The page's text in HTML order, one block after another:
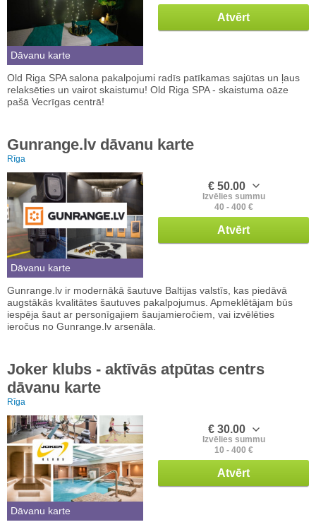
Dāvanu karte
Atvērt
Old Riga SPA salona pakalpojumi radīs patīkamas sajūtas un ļaus
relaksēties un vairot skaistumu! Old Riga SPA - skaistuma oāze
pašā Vecrīgas centrā!
Gunrange.lv dāvanu karte
Rīga
Dāvanu karte
€ 50.00
Izvēlies summu
40 - 400 €
Atvērt
Gunrange.lv ir modernākā šautuve Baltijas valstīs, kas piedāvā
augstākās kvalitātes šautuves pakalpojumus. Apmeklētājam būs
iespēja šaut ar personīgajiem šaujamieročiem, vai izvēlēties
ieročus no Gunrange.lv arsenāla.
Joker klubs - aktīvās atpūtas centrs
dāvanu karte
Rīga
Dāvanu karte
€ 30.00
Izvēlies summu
10 - 400 €
Atvērt